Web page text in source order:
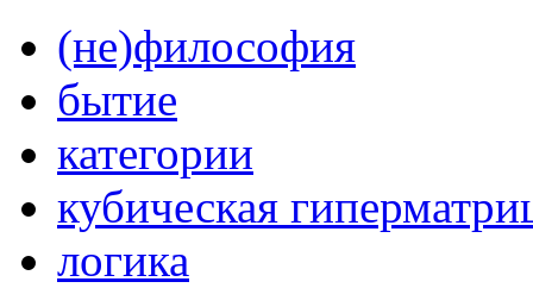
(не)философия
бытие
категории
кубическая
логика